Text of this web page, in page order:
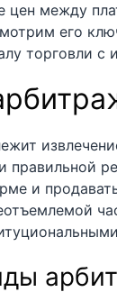
цен между
его
торговли с
и